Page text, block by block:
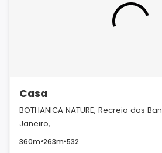
Casa
BOTHANICA NATURE, Recreio dos
Janeiro, ...
360m²263m²532